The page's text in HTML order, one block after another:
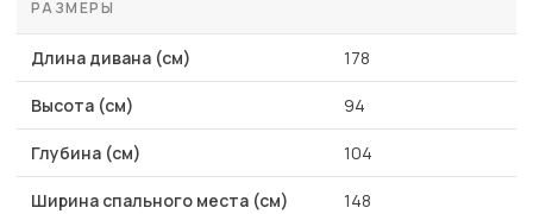
РАЗМЕРЫ
Длина дивана (см) 178
Высота (см) 94
Глубина (см) 104
Ширина спального места (см) 148